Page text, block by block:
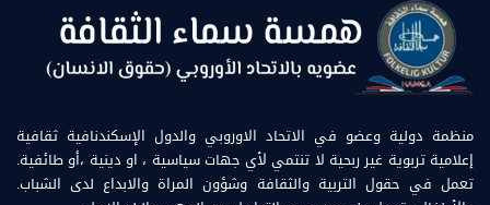
منظمة دولية وعضو في الاتحاد الاوروبي والدول الإسكندنافية ثقافية
إعلامية تربوية غير ربحية لا تنتمي لأي جهات سياسية ، او دينية ،أو طائفية.
تعمل في حقول التربية والثقافة وشؤون المراة والابداع لدى الشباب.